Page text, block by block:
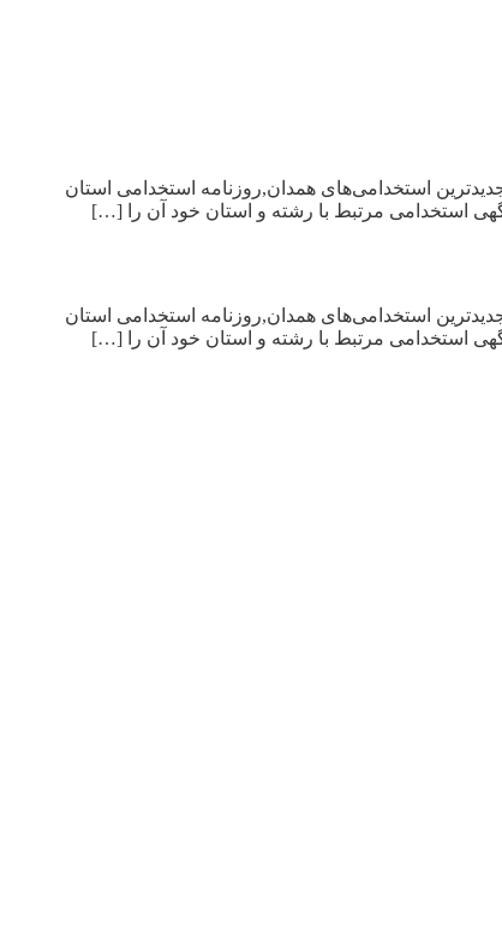
استخدامی‌های همدان,روزنامه استخدامی استان
استخدامی مرتبط با رشته و استان خود آن را […]
استخدامی‌های همدان,روزنامه استخدامی استان
استخدامی مرتبط با رشته و استان خود آن را […]